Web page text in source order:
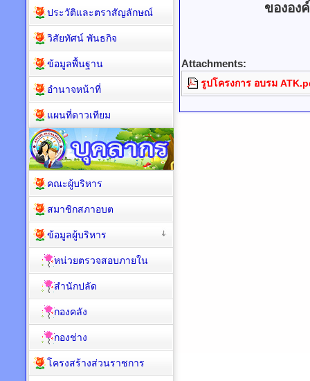
ขององ
Attachments:
รูปโครงการ อบรม
ประวัติและตราสัญลักษณ์
วิสัยทัศน์ พันธกิจ
ข้อมูลพื้นฐาน
อำนาจหน้าที่
แผนที่ดาวเทียม
คณะผู้บริหาร
สมาชิกสภาอบต
ข้อมูลผู้บริหาร
หน่วยตรวจสอบภายใน
สำนักปลัด
กองคลัง
กองช่าง
โครงสร้างส่วนราชการ